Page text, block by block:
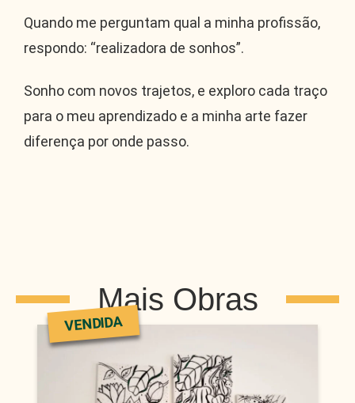
Quando me perguntam qual a minha profissão,
respondo: “realizadora de sonhos”.
Sonho com novos trajetos, e exploro cada traço
para o meu aprendizado e a minha arte fazer
diferença por onde passo.
Mais Obras
VENDIDA